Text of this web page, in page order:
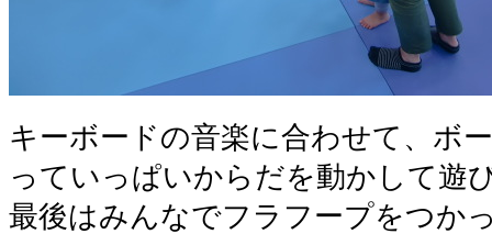
キーボードの音楽に合わせて、ボ
っていっぱいからだを動かして遊
最後はみんなでフラフープをつか